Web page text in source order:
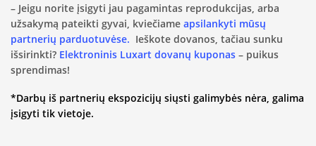
– Jeigu norite įsigyti jau pagamintas reprodukcijas, arba
užsakymą pateikti gyvai, kviečiame apsilankyti mūsų
partnerių parduotuvėse. Ieškote dovanos, tačiau sunku
išsirinkti? Elektroninis Luxart dovanų kuponas – puikus
sprendimas!
*Darbų iš partnerių ekspozicijų siųsti galimybės nėra, galima
įsigyti tik vietoje.